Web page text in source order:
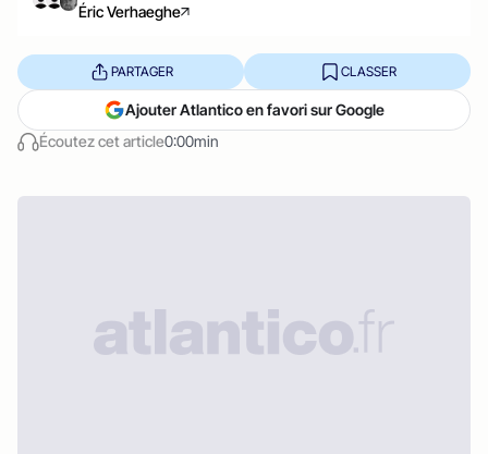
Éric Verhaeghe
Écoutez cet article0:00min
PARTAGER CLASSER
Ajouter Atlantico en favori sur Google